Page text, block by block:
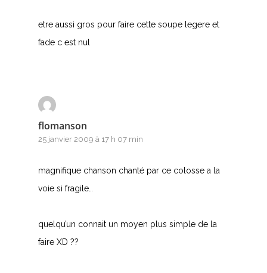
etre aussi gros pour faire cette soupe legere et
fade c est nul
flomanson
25 janvier 2009 à 17 h 07 min
magnifique chanson chanté par ce colosse a la
voie si fragile…
quelqu’un connait un moyen plus simple de la
faire XD ??